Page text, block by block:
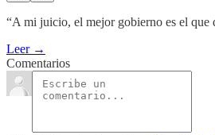
“A mi juicio, el mejor gobierno es el que
Leer →
Comentarios